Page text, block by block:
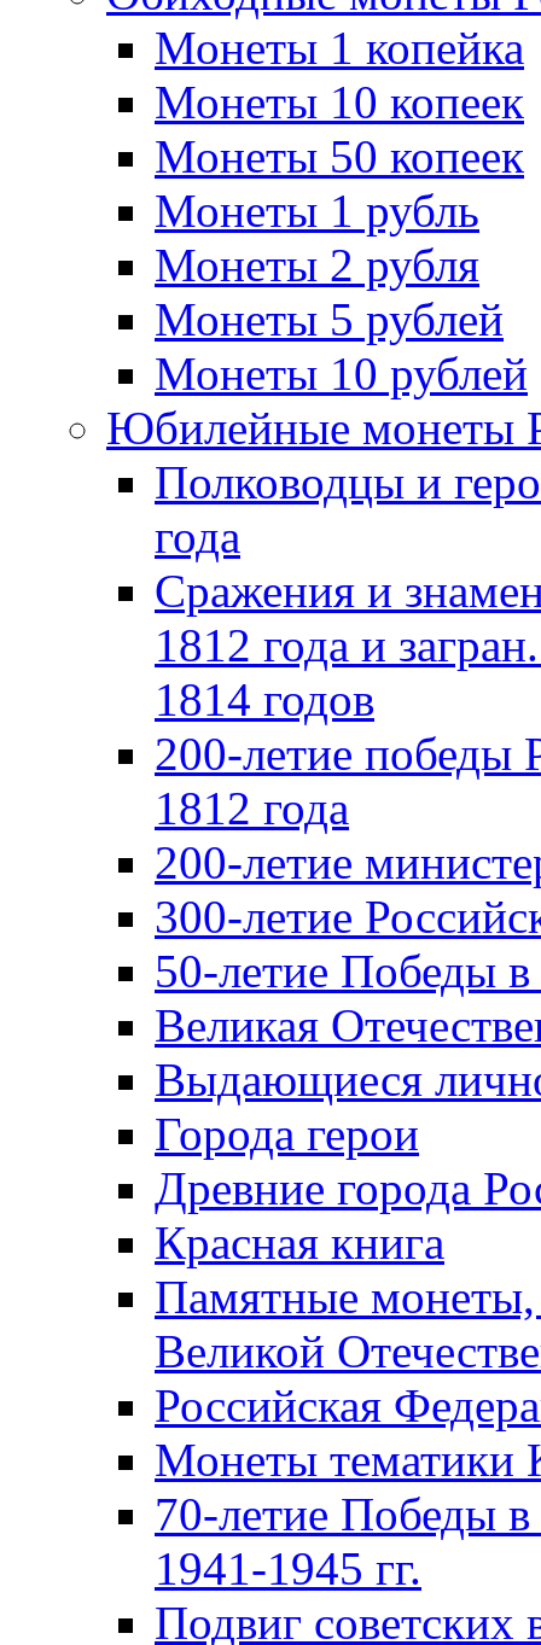
Монеты 1 копейка
Монеты 10 копеек
Монеты 50 копеек
Монеты 1 рубль
Монеты 2 рубля
Монеты 5 рублей
Монеты 10 рублей
Юбилейные монеты
Полководцы и
года
Сражения и
1812 года и
1814 годов
200-летие победы
1812 года
200-летие
300-летие
50-летие Победы
Великая
Выдающиеся
Города герои
Древние города
Красная книга
Памятные
Великой
Российская
Монеты тематики
70-летие Победы
1941-1945 гг.
Подвиг советских